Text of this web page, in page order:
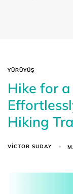
YÜRÜYÜŞ
Hike for
Hiking
VICTOR SUDAY